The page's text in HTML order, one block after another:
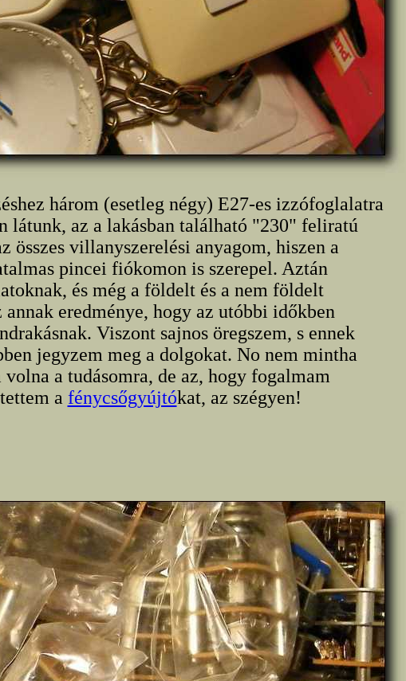
három (esetleg négy) E27-es izzófoglalatra
látunk, az a lakásban található "230" feliratú
összes villanyszerelési anyagom, hiszen a
pincei fiókomon is szerepel. Aztán
és még a földelt és a nem földelt
eredménye, hogy az utóbbi időkben
Viszont sajnos öregszem, s ennek
jegyzem meg a dolgokat. No nem mintha
a tudásomra, de az, hogy fogalmam
a fénycsőgyújtókat, az szégyen!